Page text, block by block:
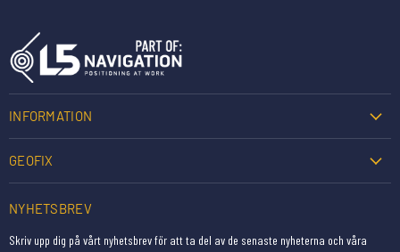
INFORMATION
GEOFIX
NYHETSBREV
Skriv upp dig på vårt nyhetsbrev för att ta del av de senaste nyheterna och våra